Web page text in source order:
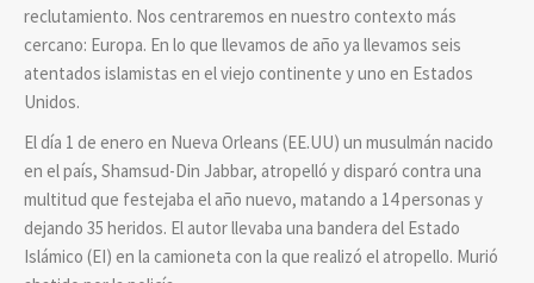
reclutamiento. Nos centraremos en nuestro contexto más
cercano: Europa. En lo que llevamos de año ya llevamos seis
atentados islamistas en el viejo continente y uno en Estados
Unidos.
El día 1 de enero en Nueva Orleans (EE.UU) un musulmán nacido
en el país, Shamsud-Din Jabbar, atropelló y disparó contra una
multitud que festejaba el año nuevo, matando a 14 personas y
dejando 35 heridos. El autor llevaba una bandera del Estado
Islámico (EI) en la camioneta con la que realizó el atropello. Murió